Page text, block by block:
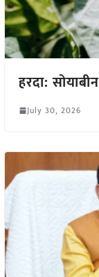
हरदा:
July 30, 2026